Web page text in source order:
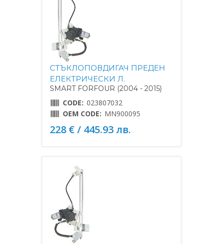
СТЪКЛОПОВДИГАЧ ПРЕДЕН
ЕЛЕКТРИЧЕСКИ Л.
SMART FORFOUR (2004 - 2015)
CODE: 023807032
OEM CODE: MN900095
228 € / 445.93 лв.